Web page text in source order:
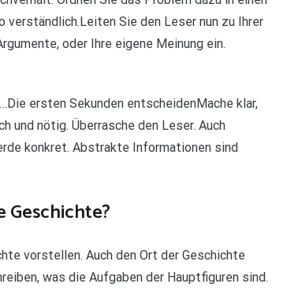
verständlich.Leiten Sie den Leser nun zu Ihrer
oder Ihre eigene Meinung ein.
ersten Sekunden entscheidenMache klar,
und nötig. Überrasche den Leser. Auch
konkret. Abstrakte Informationen sind
Geschichte?
vorstellen. Auch den Ort der Geschichte
was die Aufgaben der Hauptfiguren sind.